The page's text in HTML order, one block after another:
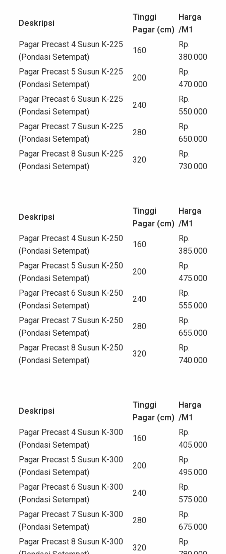
Deskripsi
Tinggi
Pagar (cm)
Harga
/M1
Pagar Precast 4 Susun K-225
(Pondasi Setempat)
160
Rp.
380.000
Pagar Precast 5 Susun K-225
(Pondasi Setempat)
200
Rp.
470.000
Pagar Precast 6 Susun K-225
(Pondasi Setempat)
240
Rp.
550.000
Pagar Precast 7 Susun K-225
(Pondasi Setempat)
280
Rp.
650.000
Pagar Precast 8 Susun K-225
(Pondasi Setempat)
320
Rp.
730.000
Deskripsi
Tinggi
Pagar (cm)
Harga
/M1
Pagar Precast 4 Susun K-250
(Pondasi Setempat)
160
Rp.
385.000
Pagar Precast 5 Susun K-250
(Pondasi Setempat)
200
Rp.
475.000
Pagar Precast 6 Susun K-250
(Pondasi Setempat)
240
Rp.
555.000
Pagar Precast 7 Susun K-250
(Pondasi Setempat)
280
Rp.
655.000
Pagar Precast 8 Susun K-250
(Pondasi Setempat)
320
Rp.
740.000
Deskripsi
Tinggi
Pagar (cm)
Harga
/M1
Pagar Precast 4 Susun K-300
(Pondasi Setempat)
160
Rp.
405.000
Pagar Precast 5 Susun K-300
(Pondasi Setempat)
200
Rp.
495.000
Pagar Precast 6 Susun K-300
(Pondasi Setempat)
240
Rp.
575.000
Pagar Precast 7 Susun K-300
(Pondasi Setempat)
280
Rp.
675.000
Pagar Precast 8 Susun K-300
320
Rp.